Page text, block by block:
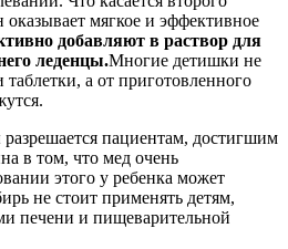
мягкое и эффективное
добавляют в раствор для
леденцы.Многие детишки не
а от приготовленного
пациентам, достигшим
в том, что мед очень
этого у ребенка может
не стоит применять детям,
печени и пищеварительной